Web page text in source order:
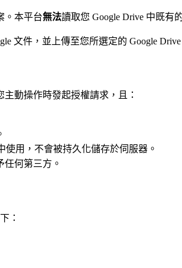
。本平台無法讀取您 Google Drive 中既有
文件，並上傳至您所選定的 Google
動操作時發起授權請求，且：
使用，不會被持久化儲存於伺服器。
任何第三方。
：